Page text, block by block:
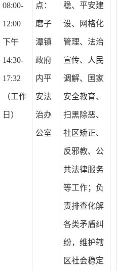
08:00-
12:00
下午
14:30-
17:32
（工作
日）
点：
磨子
潭镇
政府
内平
安法
治办
公室
稳、平安建
设、网格化
管理、法治
宣传、人民
调解、国家
安全教育、
扫黑除恶、
社区矫正、
反邪教、公
共法律服务
等工作；负
责排查化解
各类矛盾纠
纷，维护辖
区社会稳定